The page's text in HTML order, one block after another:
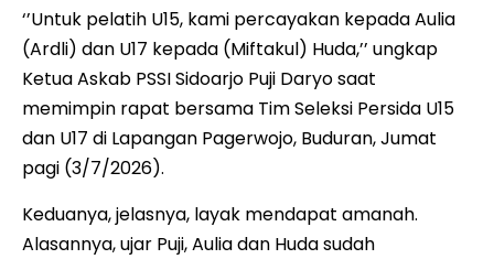
‘’Untuk pelatih U15, kami percayakan kepada Aulia
(Ardli) dan U17 kepada (Miftakul) Huda,’’ ungkap
Ketua Askab PSSI Sidoarjo Puji Daryo saat
memimpin rapat bersama Tim Seleksi Persida U15
dan U17 di Lapangan Pagerwojo, Buduran, Jumat
pagi (3/7/2026).
Keduanya, jelasnya, layak mendapat amanah.
Alasannya, ujar Puji, Aulia dan Huda sudah